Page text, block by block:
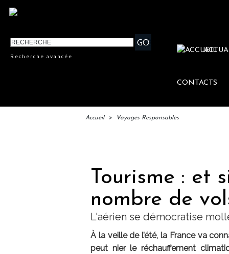
Recherche avancée
CONTACTS
Accueil > Voyages Responsables
Tourisme : et
nombre de
L'aérien se démocratise
À la veille de l’été, la France va
peut nier le réchauffement